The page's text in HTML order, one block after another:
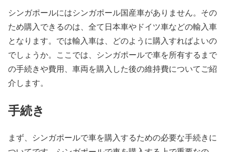
シンガポールにはシンガポール国産車がありません。その
ため購入できるのは、全て日本車やドイツ車などの輸入車
となります。では輸入車は、どのように購入すればよいの
でしょうか。ここでは、シンガポールで車を所有するまで
の手続きや費用、車両を購入した後の維持費についてご紹
介します。
手続き
まず、シンガポールで車を購入するための必要な手続きに